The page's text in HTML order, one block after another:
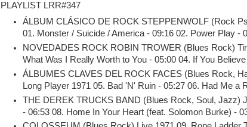
PLAYLIST LRR#347
ÁLBUM CLÁSICO DE ROCK STEPPENWOLF (Rock
01. Monster / Suicide / America - 09:16 02. Power Play -
NOVEDADES ROCK ROBIN TROWER (Blues Rock)
What Was I Really Worth to You - 05:00 04. If You
ÁLBUMES CLAVES DEL ROCK FACES (Blues Rock,
Long Player 1971 05. Bad 'N' Ruin - 05:27 06. Had Me a
THE DEREK TRUCKS BAND (Blues Rock, Soul, Jazz)
- 06:53 08. Home In Your Heart (feat. Solomon Burke) -